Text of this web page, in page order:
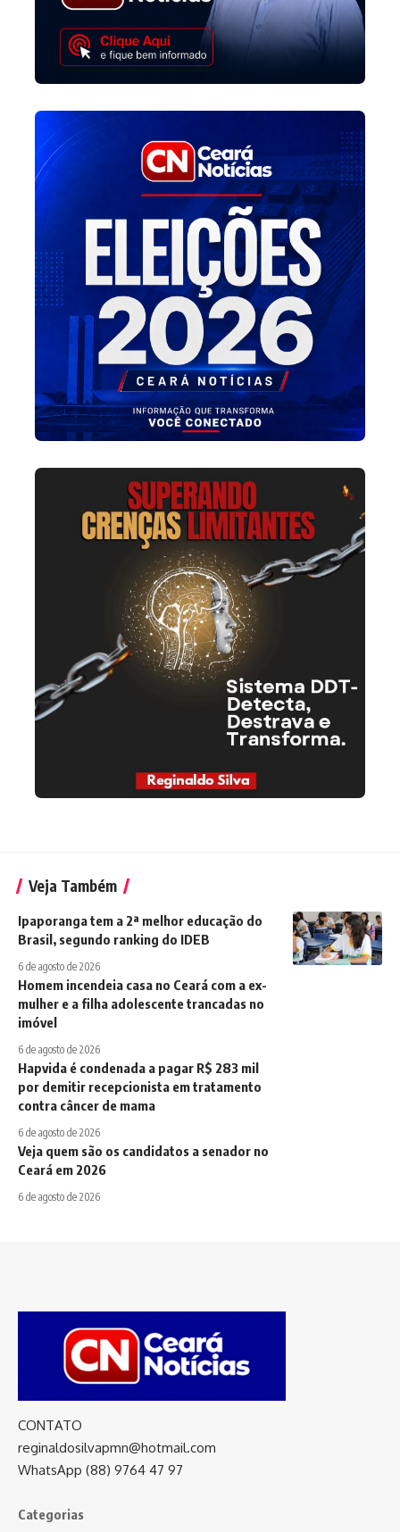
Veja Também
Ipaporanga tem a 2ª melhor educação do
Brasil, segundo ranking do IDEB
6 de agosto de 2026
Homem incendeia casa no Ceará com a ex-
mulher e a filha adolescente trancadas no
imóvel
6 de agosto de 2026
Hapvida é condenada a pagar R$ 283 mil
por demitir recepcionista em tratamento
contra câncer de mama
6 de agosto de 2026
Veja quem são os candidatos a senador no
Ceará em 2026
6 de agosto de 2026
CONTATO
reginaldosilvapmn@hotmail.com
WhatsApp (88) 9764 47 97
Categorias